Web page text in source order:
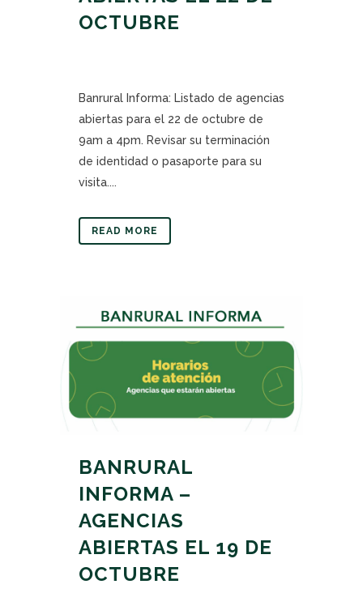
OCTUBRE
Banrural Informa: Listado de agencias
abiertas para el 22 de octubre de
9am a 4pm. Revisar su terminación
de identidad o pasaporte para su
visita....
READ MORE
BANRURAL
INFORMA –
AGENCIAS
ABIERTAS EL 19 DE
OCTUBRE